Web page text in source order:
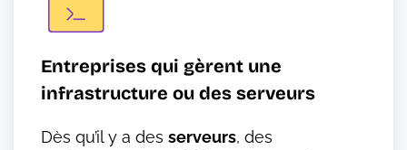
Entreprises qui gèrent une
infrastructure ou des serveurs
Dès qu’il y a des serveurs, des